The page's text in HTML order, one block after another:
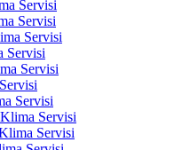
Servisi
Servisi
Servisi
Servisi
Servisi
Servisi
Servisi
Servisi